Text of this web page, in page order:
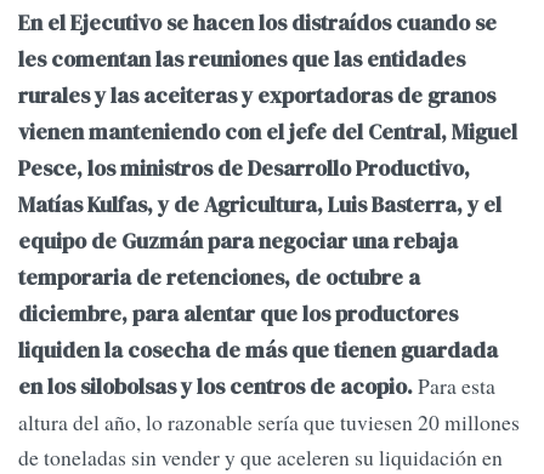
En el Ejecutivo se hacen los distraídos cuando se
les comentan las reuniones que las entidades
rurales y las aceiteras y exportadoras de granos
vienen manteniendo con el jefe del Central, Miguel
Pesce, los ministros de Desarrollo Productivo,
Matías Kulfas, y de Agricultura, Luis Basterra, y el
equipo de Guzmán para negociar una rebaja
temporaria de retenciones, de octubre a
diciembre, para alentar que los productores
liquiden la cosecha de más que tienen guardada
en los silobolsas y los centros de acopio.Para esta
altura del año, lo razonable sería que tuviesen 20 millones
de toneladas sin vender y que aceleren su liquidación en